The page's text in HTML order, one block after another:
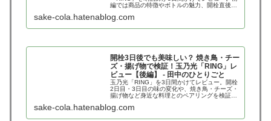
編では商品の特徴やボトルの魅力、開栓直後か
もにご紹介します。
sake-cola.hatenablog.com
開栓3日後でも美味しい？ 焼き鳥・チー
ズ・揚げ物で検証！玉乃光「RING」レ
ビュー【後編】 - 田中のひとりごと
玉乃光「RING」を3日間かけてレビュー。開栓
2日目・3日目の味の変化や、焼き鳥・チーズ・
揚げ物など身近な料理とのペアリングを検証。
します。
sake-cola.hatenablog.com